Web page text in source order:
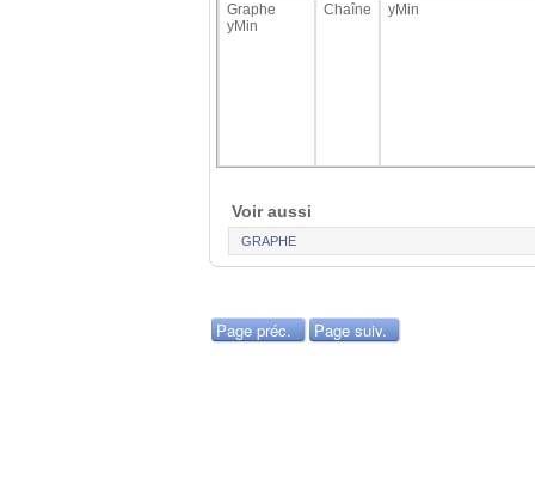
Graphe
yMin
Chaîne yMin
Voir aussi
GRAPHE
Page préc. Page suiv.